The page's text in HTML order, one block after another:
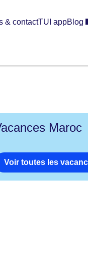
& contactTUI appBlog
Maroc
Voir toutes les